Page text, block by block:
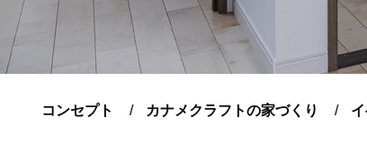
コンセプト カナメクラフトの家づくり